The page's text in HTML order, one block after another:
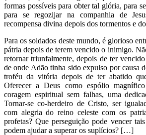
formas possíveis para obter tal glória, para
para se regozijar na companhia de
recompensa divina depois dos tormentos e
Para os soldados deste mundo, é glorioso
pátria depois de terem vencido o inimigo.
retornar triunfalmente, depois de ter
de onde Adão tinha sido expulso por causa
troféu da vitória depois de ter abatido
Oferecer a Deus como espólio
coragem espiritual sem falhas, uma
Tornar-se co-herdeiro de Cristo, ser
com alegria do reino celeste com os
profetas? Que perseguição pode vencer
podem ajudar a superar os suplícios? […]